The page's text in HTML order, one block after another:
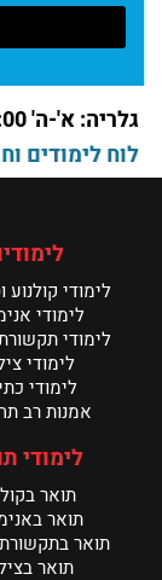
📷
קרא
גלריה: א'-ה' 19:00-11:00, שבת 14:00-11:00
לוח לימודים
לימודי קולנוע
לימודי
לימודי
לימודי
לימודי
אמנות רב
לימודי
תואר
תואר
תואר
תואר